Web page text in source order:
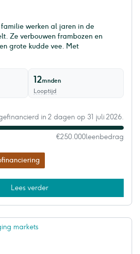
werken al jaren in de
Ze verbouwen frambozen en
grote kudde vee. Met
12mnden
Looptijd
in 2 dagen op 31 juli 2026.
€250.000leenbedrag
Lees verder